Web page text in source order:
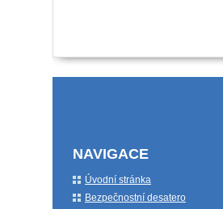
NAVIGACE
Úvodní stránka
Bezpečnostní desatero